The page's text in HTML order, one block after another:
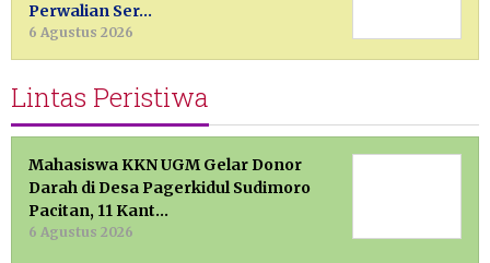
Perwalian Ser…
6 Agustus 2026
Lintas Peristiwa
Mahasiswa KKN UGM Gelar Donor
Darah di Desa Pagerkidul Sudimoro
Pacitan, 11 Kant…
6 Agustus 2026